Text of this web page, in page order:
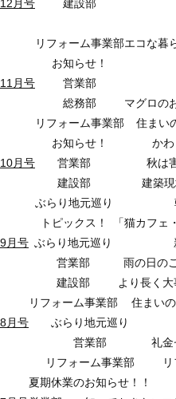
12月号
建設部
リフォーム事業部エコな暮
お知らせ！
11月号
営業部
総務部
マグロの
リフォーム事業部
住まい
お知らせ！
かわ
10月号
営業部
秋は
建設部
建築
ぶらり地元巡り
トピックス！
「猫カフェ
9月号 ぶらり地元巡り
営業部
雨の日の
建設部
より長く
リフォーム事業部
住まい
8月号
ぶらり地元巡り
営業部
礼金
リフォーム事業部
夏期休業のお知らせ！！